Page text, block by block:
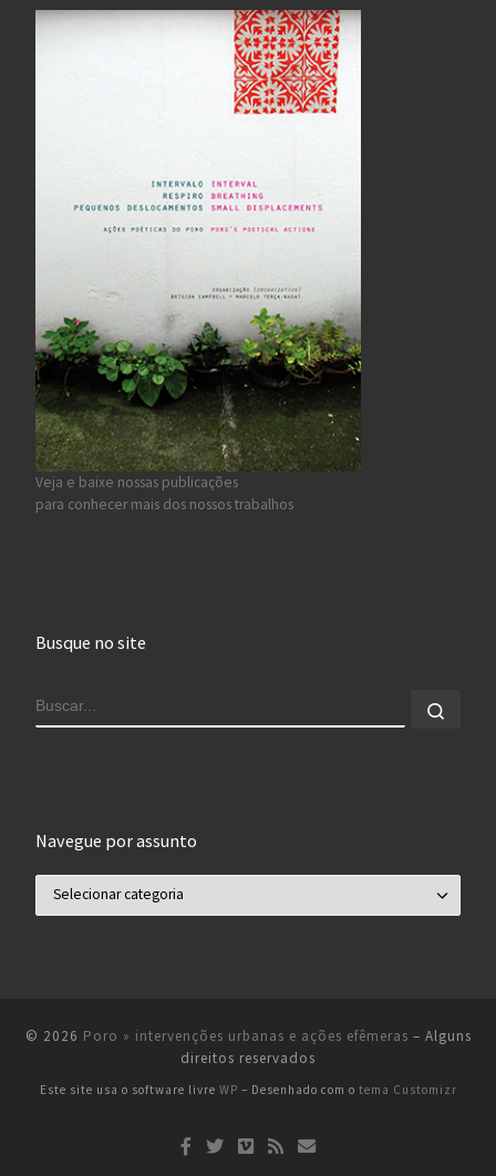
Veja e baixe nossas publicações
para conhecer mais dos nossos trabalhos
Busque no site
BUSCAR
Navegue por assunto
© 2026 Poro » intervenções urbanas e ações efêmeras – Alguns
direitos reservados
Este site usa o software livre WP – Desenhado com o tema Customizr